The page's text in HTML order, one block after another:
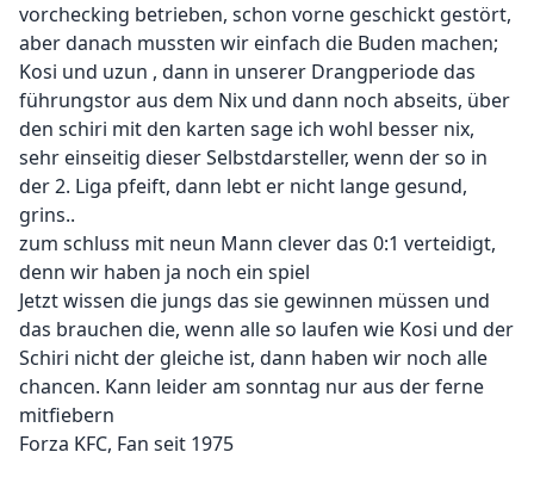
vorchecking betrieben, schon vorne geschickt gestört,
aber danach mussten wir einfach die Buden machen;
Kosi und uzun , dann in unserer Drangperiode das
führungstor aus dem Nix und dann noch abseits, über
den schiri mit den karten sage ich wohl besser nix,
sehr einseitig dieser Selbstdarsteller, wenn der so in
der 2. Liga pfeift, dann lebt er nicht lange gesund,
grins..
zum schluss mit neun Mann clever das 0:1 verteidigt,
denn wir haben ja noch ein spiel
Jetzt wissen die jungs das sie gewinnen müssen und
das brauchen die, wenn alle so laufen wie Kosi und der
Schiri nicht der gleiche ist, dann haben wir noch alle
chancen. Kann leider am sonntag nur aus der ferne
mitfiebern
Forza KFC, Fan seit 1975